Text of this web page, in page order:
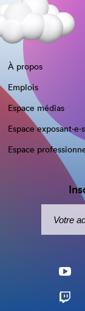
À propos
Emplois
Espace médias
Espace exposant·e⋅s
Espace